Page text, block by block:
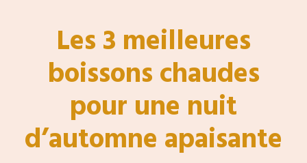
Les 3 meilleures
boissons chaudes
pour une nuit
d’automne apaisante